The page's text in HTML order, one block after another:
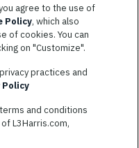
invalides. Les candidats
envoyer leurs demandes
à l’adresse
agree to the use of
Policy, which also
of cookies. You can
on "Customize".
practices and
Policy
and conditions
L3Harris.com,